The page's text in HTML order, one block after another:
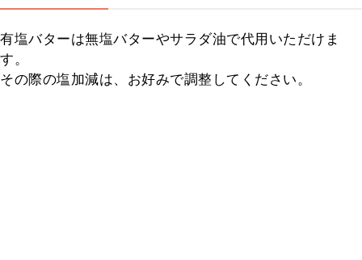
有塩バターは無塩バターやサラダ油で代用いただけま
す。
その際の塩加減は、お好みで調整してください。